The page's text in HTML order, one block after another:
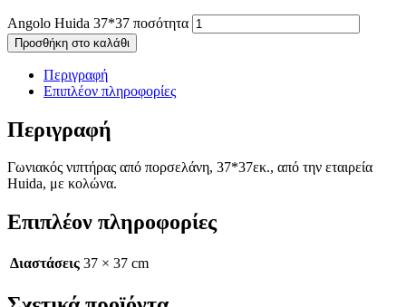
Angolo Huida 37*37 ποσότητα
Προσθήκη στο καλάθι
Περιγραφή
Επιπλέον πληροφορίες
Περιγραφή
Γωνιακός νιπτήρας από πορσελάνη, 37*37εκ., από την εταιρεία
Huida, με κολώνα.
Επιπλέον πληροφορίες
Διαστάσεις 37 × 37 cm